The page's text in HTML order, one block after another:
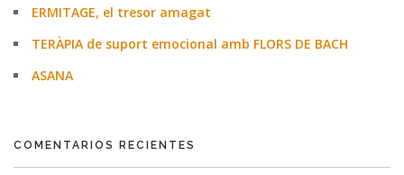
ERMITAGE, el tresor amagat
TERÀPIA de suport emocional amb FLORS DE BACH
ASANA
COMENTARIOS RECIENTES